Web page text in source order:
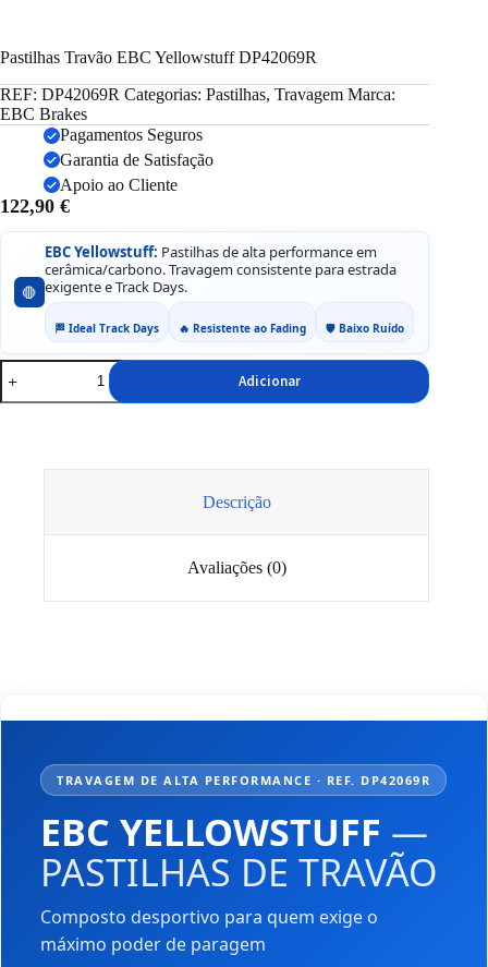
Pastilhas Travão EBC Yellowstuff DP42069R
REF: DP42069R Categorias: Pastilhas, Travagem Marca:
EBC Brakes
Pagamentos Seguros
Garantia de Satisfação
Apoio ao Cliente
122,90 €
🛑
EBC Yellowstuff: Pastilhas de alta performance em
cerâmica/carbono. Travagem consistente para estrada
exigente e Track Days.
🏁 Ideal Track Days 🔥 Resistente ao Fading 🛡️ Baixo Ruído
Quantidade
de
Pastilhas
Adicionar
Descrição
Avaliações (0)
TRAVAGEM DE ALTA PERFORMANCE · REF. DP42069R
EBC YELLOWSTUFF —
PASTILHAS DE TRAVÃO
Composto desportivo para quem exige o
máximo poder de paragem